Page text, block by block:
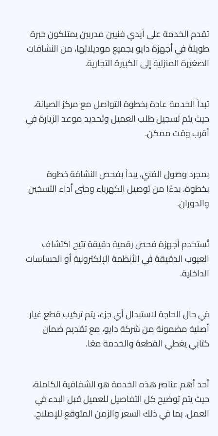
تقدم الخدمة على أيدي فنيين مدربين يمتلكون خبرة
طويلة في أجهزة دايو بجميع موديلاتها، من النشافات
الصغيرة المنزلية إلى الكبيرة التجارية.
تبدأ الخدمة عادة بخطوة التواصل مع مركز الصيانة،
حيث يتم تسجيل طلب العميل وتحديد موعد الزيارة في
أقرب وقت ممكن.
بمجرد وصول الفني، يبدأ بفحص النشافة خطوة
بخطوة، بدءًا من توصيل الكهرباء وحتى أداء التسخين
والدوران.
تُستخدم أجهزة فحص رقمية دقيقة تتيح اكتشاف
العيوب الدقيقة في الأنظمة الإلكترونية أو الحساسات
الداخلية.
في حال الحاجة لاستبدال أي جزء، يتم تركيب قطع غيار
أصلية مضمونة من شركة دايو، مع تقديم ضمان
كتابي يغطي القطعة والخدمة معًا.
أحد أهم عناصر هذه الخدمة هو الشفافية الكاملة،
حيث يتم توضيح كل التفاصيل للعميل قبل البدء في
العمل، بما في ذلك السعر والزمن المتوقع للإصلاح.